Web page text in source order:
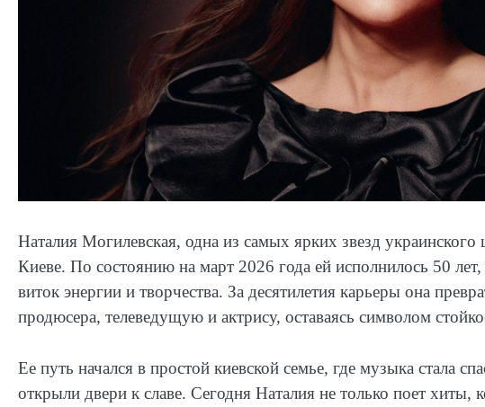
Наталия Могилевская, одна из самых ярких звезд украинского
Киеве. По состоянию на март 2026 года ей исполнилось 50
виток энергии и творчества. За десятилетия карьеры она
продюсера, телеведущую и актрису, оставаясь символом
Ее путь начался в простой киевской семье, где музыка стала
открыли двери к славе. Сегодня Наталия не только поет хиты,